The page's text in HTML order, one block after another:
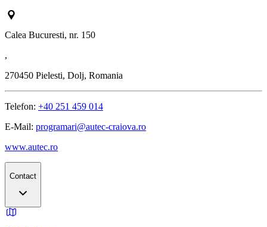
Calea Bucuresti, nr. 150
,
270450 Pielesti, Dolj, Romania
Telefon: +40 251 459 014
E-Mail: programari@autec-craiova.ro
www.autec.ro
Contact